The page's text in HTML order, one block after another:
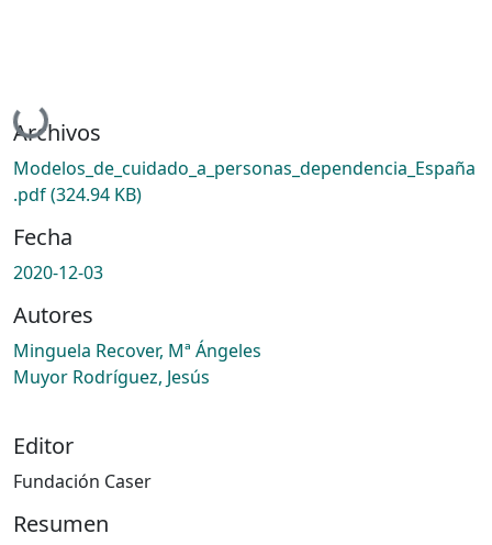
Cargando...
Archivos
Modelos_de_cuidado_a_personas_dependencia_España
.pdf(324.94 KB)
Fecha
2020-12-03
Autores
Minguela Recover, Mª Ángeles
Muyor Rodríguez, Jesús
Editor
Fundación Caser
Resumen